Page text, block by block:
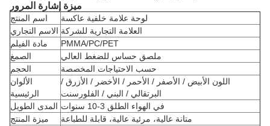
ميزة إشارة المرور
اسم المنتج
لوحة علامة خلفية عاكسة
الاسم التجاري العلامة التجارية للشركة
مادة الفيلم
PMMA/PC/PET
الصمغ
ملصق حساس للضغط العالي
الحجم
حسب الاحتياجات المخصصة
الألوان
الرئيسية
اللون الأبيض / الأصفر / الأحمر / الأخضر / الأزرق /
البرتقالي / البني / الفلورسنت
المدى الطويل
في الهواء الطلق 3-10 سنوات
ميزة المنتج
متانة عالية، مرئية عالية، قابلة للطباعة